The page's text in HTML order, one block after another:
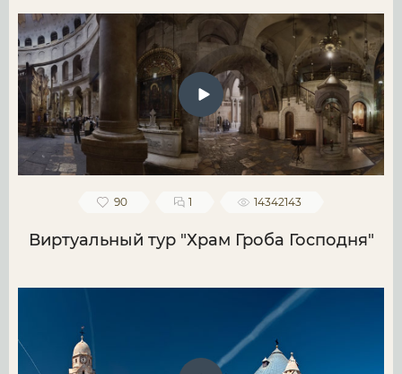
90 1 14342143
Виртуальный тур "Храм Гроба Господня"